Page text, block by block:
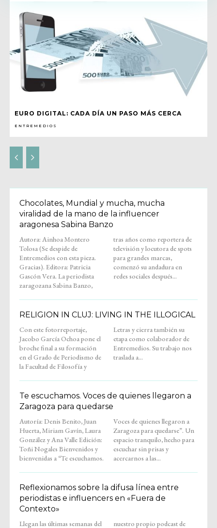
EURO DIGITAL: CADA DÍA UN PASO MÁS CERCA
ENTREMEDIOS
Chocolates, Mundial y mucha, mucha
viralidad de la mano de la influencer
aragonesa Sabina Banzo
Autora: Ainhoa Montero
Tolosa (Se despide de
Entremedios con esta pieza.
Gracias). Editora: Patricia
Gascón Vera. La periodista
zaragozana Sabina Banzo,
tras años como reportera de
televisión y locutora de spots
para grandes marcas,
comenzó su andadura en
redes sociales después...
RELIGION IN CLUJ: LIVING IN THE ILLOGICAL
Con este fotorreportaje,
Jacobo García Ochoa pone el
broche final a su formación
en el Grado de Periodismo de
la Facultad de Filosofía y
Letras y cierra también su
etapa como colaborador de
Entremedios. Su trabajo nos
traslada a...
Te escuchamos. Voces de quienes llegaron a
Zaragoza para quedarse
Autoría: Denis Benito, Juan
Huerta, Miriam Gavín, Laura
González y Ana Valle Edición:
Toñi Nogales Bienvenidos y
bienvenidas a “Te escuchamos.
Voces de quienes llegaron a
Zaragoza para quedarse”. Un
espacio tranquilo, hecho para
escuchar sin prisas y
acercarnos a las...
Reflexionamos sobre la difusa línea entre
periodistas e influencers en «Fuera de
Contexto»
Llegan las últimas semanas del
nuestro propio podcast de